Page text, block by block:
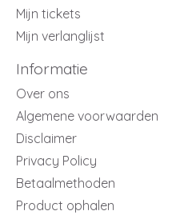
Mijn tickets
Mijn verlanglijst
Informatie
Over ons
Algemene voorwaarden
Disclaimer
Privacy Policy
Betaalmethoden
Product ophalen